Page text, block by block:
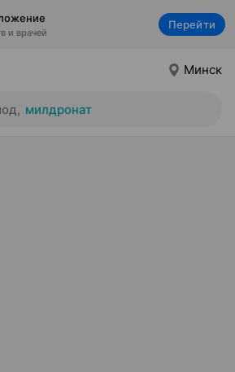
и врачей
Перейти
Минск
, милдронат